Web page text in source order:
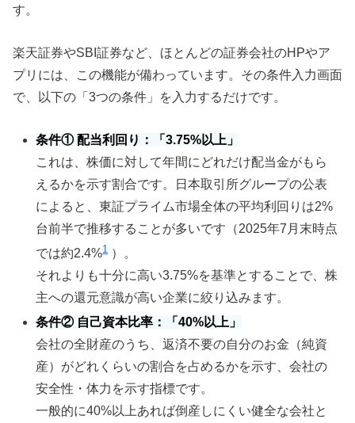
す。
楽天証券やSBI証券など、ほとんどの証券会社のHPやア
プリには、この機能が備わっています。その条件入力画面
で、以下の「3つの条件」を入力するだけです。
条件① 配当利回り：「3.75%以上」
これは、株価に対して年間にどれだけ配当金がもら
えるかを示す割合です。日本取引所グループの公表
によると、東証プライム市場全体の平均利回りは2%
台前半で推移することが多いです（2025年7月末時点
では約2.4%1）。
それよりも十分に高い3.75%を基準とすることで、株
主への還元意識が高い企業に絞り込みます。
条件② 自己資本比率：「40%以上」
会社の全財産のうち、返済不要の自分のお金（純資
産）がどれくらいの割合を占めるかを示す、会社の
安全性・体力を示す指標です。
一般的に40%以上あれば倒産しにくい健全な会社と